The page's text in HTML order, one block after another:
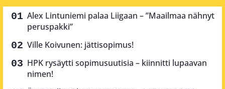
Alex Lintuniemi palaa Liigaan – ”Maailmaa nähnyt
peruspakki”
Ville Koivunen: jättisopimus!
HPK rysäytti sopimusuutisia – kiinnitti lupaavan
nimen!